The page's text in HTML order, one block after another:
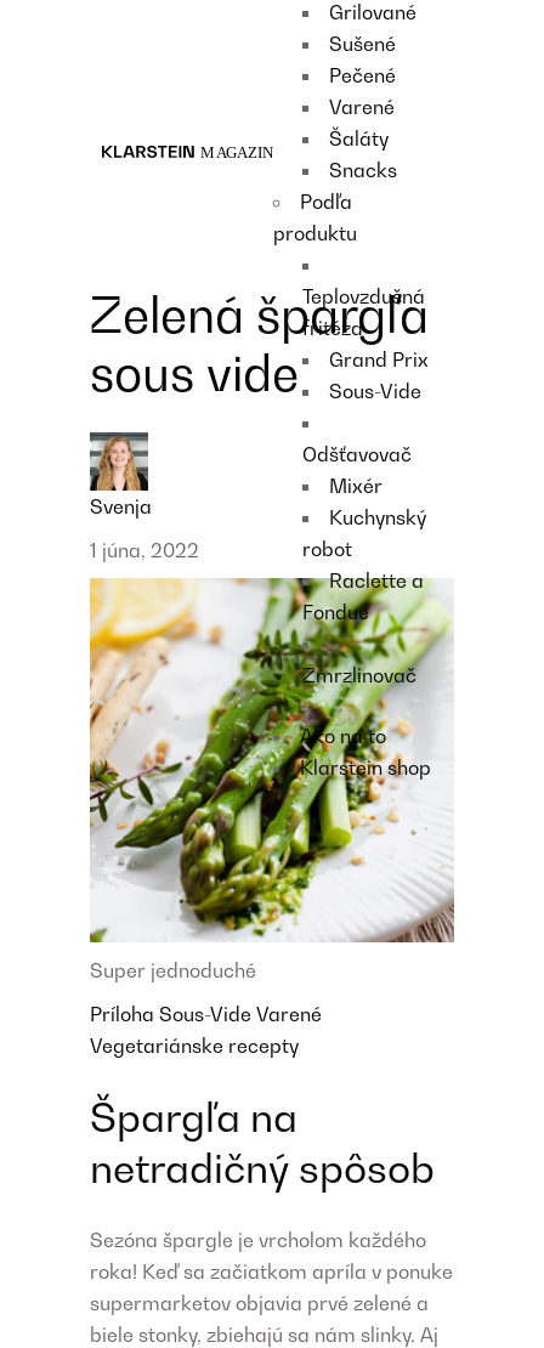
Grilované
Sušené
Pečené
Varené
Šaláty
Snacks
Podľa
produktu
Teplovzdušná
fritéza
Grand Prix
Sous-Vide
Odšťavovač
Mixér
Kuchynský
robot
Raclette a
Fondue
Zmrzlinovač
Ako na to
Klarstein shop
Zelená špargľa
sous vide
Svenja
1 júna, 2022
Super jednoduché
Príloha Sous-Vide Varené
Vegetariánske recepty
Špargľa na
netradičný spôsob
Sezóna špargle je vrcholom každého
roka! Keď sa začiatkom apríla v ponuke
supermarketov objavia prvé zelené a
biele stonky, zbiehajú sa nám slinky. Aj